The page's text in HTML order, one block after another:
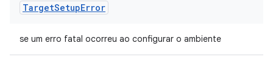
TargetSetupError
se um erro fatal ocorreu ao configurar o ambiente